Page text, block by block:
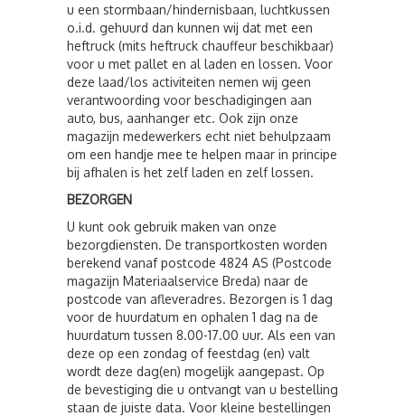
u een stormbaan/hindernisbaan, luchtkussen
o.i.d. gehuurd dan kunnen wij dat met een
heftruck (mits heftruck chauffeur beschikbaar)
voor u met pallet en al laden en lossen. Voor
deze laad/los activiteiten nemen wij geen
verantwoording voor beschadigingen aan
auto, bus, aanhanger etc. Ook zijn onze
magazijn medewerkers echt niet behulpzaam
om een handje mee te helpen maar in principe
bij afhalen is het zelf laden en zelf lossen.
BEZORGEN
U kunt ook gebruik maken van onze
bezorgdiensten. De transportkosten worden
berekend vanaf postcode 4824 AS (Postcode
magazijn Materiaalservice Breda) naar de
postcode van afleveradres. Bezorgen is 1 dag
voor de huurdatum en ophalen 1 dag na de
huurdatum tussen 8.00-17.00 uur. Als een van
deze op een zondag of feestdag (en) valt
wordt deze dag(en) mogelijk aangepast. Op
de bevestiging die u ontvangt van u bestelling
staan de juiste data. Voor kleine bestellingen